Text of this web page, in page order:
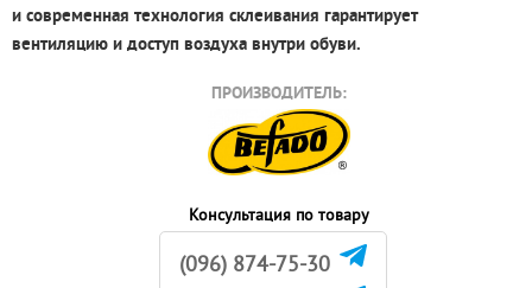
и современная технология склеивания гарантирует
вентиляцию и доступ воздуха внутри обуви.
ПРОИЗВОДИТЕЛЬ:
Консультация по товару
(096) 874-75-30